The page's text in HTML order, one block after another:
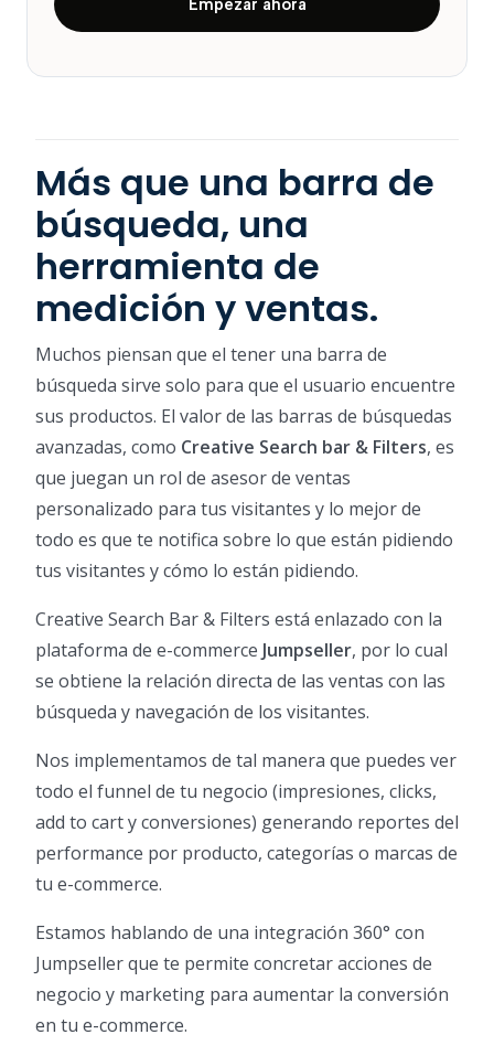
Empezar ahora
Más que una barra de
búsqueda, una
herramienta de
medición y ventas.
Muchos piensan que el tener una barra de
búsqueda sirve solo para que el usuario encuentre
sus productos. El valor de las barras de búsquedas
avanzadas, como Creative Search bar & Filters, es
que juegan un rol de asesor de ventas
personalizado para tus visitantes y lo mejor de
todo es que te notifica sobre lo que están pidiendo
tus visitantes y cómo lo están pidiendo.
Creative Search Bar & Filters está enlazado con la
plataforma de e-commerce Jumpseller, por lo cual
se obtiene la relación directa de las ventas con las
búsqueda y navegación de los visitantes.
Nos implementamos de tal manera que puedes ver
todo el funnel de tu negocio (impresiones, clicks,
add to cart y conversiones) generando reportes del
performance por producto, categorías o marcas de
tu e-commerce.
Estamos hablando de una integración 360° con
Jumpseller que te permite concretar acciones de
negocio y marketing para aumentar la conversión
en tu e-commerce.